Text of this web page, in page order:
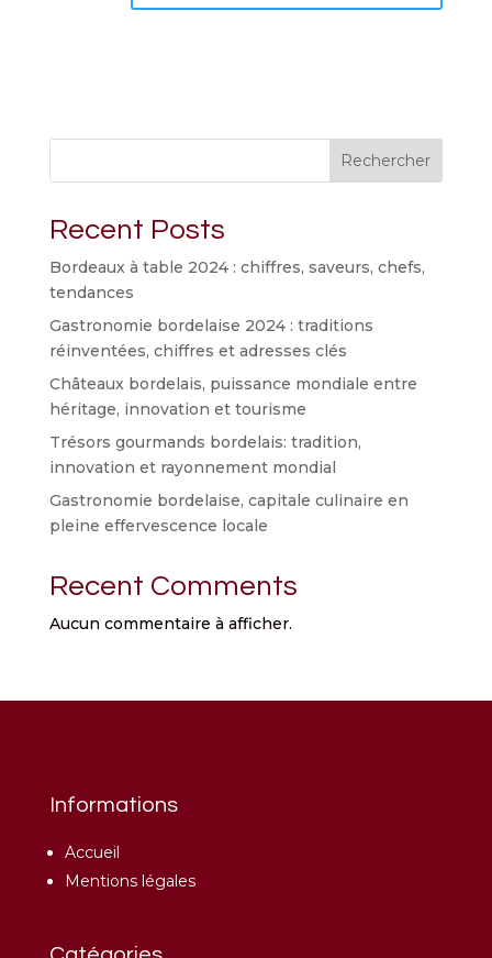
Rechercher
Recent Posts
Bordeaux à table 2024 : chiffres, saveurs, chefs,
tendances
Gastronomie bordelaise 2024 : traditions
réinventées, chiffres et adresses clés
Châteaux bordelais, puissance mondiale entre
héritage, innovation et tourisme
Trésors gourmands bordelais: tradition,
innovation et rayonnement mondial
Gastronomie bordelaise, capitale culinaire en
pleine effervescence locale
Recent Comments
Aucun commentaire à afficher.
Informations
Accueil
Mentions légales